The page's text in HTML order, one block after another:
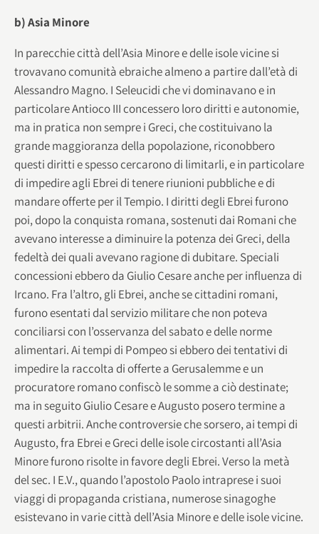
b) Asia Minore
In parecchie città dell’Asia Minore e delle isole vicine si
trovavano comunità ebraiche almeno a partire dall’età di
Alessandro Magno. I Seleucidi che vi dominavano e in
particolare Antioco III concessero loro diritti e autonomie,
ma in pratica non sempre i Greci, che costituivano la
grande maggioranza della popolazione, riconobbero
questi diritti e spesso cercarono di limitarli, e in particolare
di impedire agli Ebrei di tenere riunioni pubbliche e di
mandare offerte per il Tempio. I diritti degli Ebrei furono
poi, dopo la conquista romana, sostenuti dai Romani che
avevano interesse a diminuire la potenza dei Greci, della
fedeltà dei quali avevano ragione di dubitare. Speciali
concessioni ebbero da Giulio Cesare anche per influenza di
Ircano. Fra l’altro, gli Ebrei, anche se cittadini romani,
furono esentati dal servizio militare che non poteva
conciliarsi con l’osservanza del sabato e delle norme
alimentari. Ai tempi di Pompeo si ebbero dei tentativi di
impedire la raccolta di offerte a Gerusalemme e un
procuratore romano confiscò le somme a ciò destinate;
ma in seguito Giulio Cesare e Augusto posero termine a
questi arbitrii. Anche controversie che sorsero, ai tempi di
Augusto, fra Ebrei e Greci delle isole circostanti all’Asia
Minore furono risolte in favore degli Ebrei. Verso la metà
del sec. I E.V., quando l’apostolo Paolo intraprese i suoi
viaggi di propaganda cristiana, numerose sinagoghe
esistevano in varie città dell’Asia Minore e delle isole vicine.